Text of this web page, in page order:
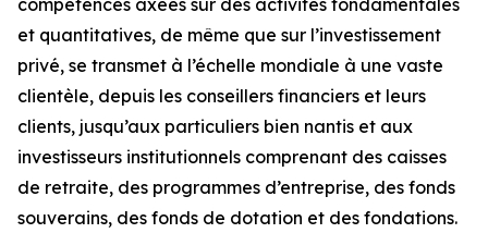
compétences axées sur des activités fondamentales
et quantitatives, de même que sur l’investissement
privé, se transmet à l’échelle mondiale à une vaste
clientèle, depuis les conseillers financiers et leurs
clients, jusqu’aux particuliers bien nantis et aux
investisseurs institutionnels comprenant des caisses
de retraite, des programmes d’entreprise, des fonds
souverains, des fonds de dotation et des fondations.